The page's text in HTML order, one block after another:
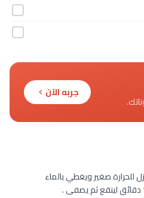
جربه الآن
صغير ويغطي بالماء